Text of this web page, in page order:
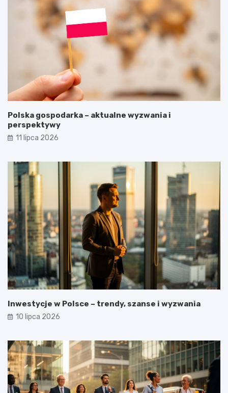
Polska gospodarka – aktualne wyzwania i
perspektywy
11 lipca 2026
Inwestycje w Polsce – trendy, szanse i wyzwania
10 lipca 2026